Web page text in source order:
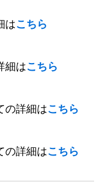
はこちら
細はこちら
の詳細はこちら
の詳細はこちら